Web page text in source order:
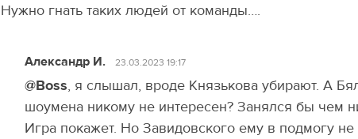
Нужно гнать таких людей от команды….
Александр И. 23.03.2023 19:17
@Boss, я слышал, вроде Князькова убирают. А
шоумена никому не интересен? Занялся бы чем
Игра покажет. Но Завидовского ему в подмогу